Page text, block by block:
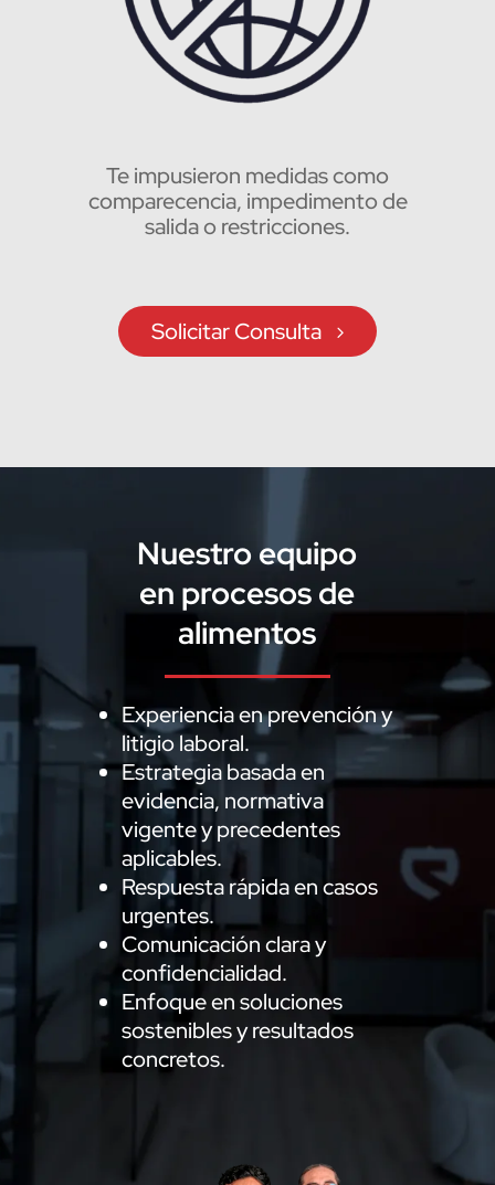
Te impusieron medidas como
comparecencia, impedimento de
salida o restricciones.
Solicitar Consulta
Nuestro equipo
en procesos de
alimentos
Experiencia en prevención y
litigio laboral.
Estrategia basada en
evidencia, normativa
vigente y precedentes
aplicables.
Respuesta rápida en casos
urgentes.
Comunicación clara y
confidencialidad.
Enfoque en soluciones
sostenibles y resultados
concretos.